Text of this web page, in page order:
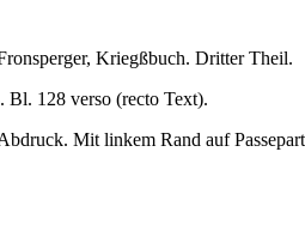
Kriegßbuch. Dritter Theil.
Bl. 128 verso (recto Text).
Mit linkem Rand auf